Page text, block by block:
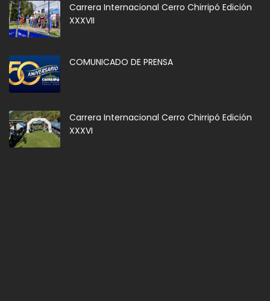
Carrera Internacional Cerro Chirripó Edición
XXXVII
COMUNICADO DE PRENSA
Carrera Internacional Cerro Chirripó Edición
XXXVI